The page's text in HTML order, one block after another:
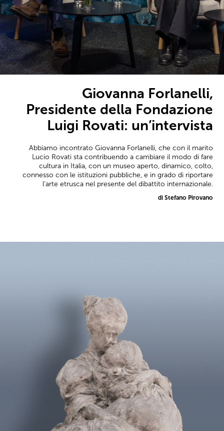
Giovanna Forlanelli,
Presidente della Fondazione
Luigi Rovati: un’intervista
Abbiamo incontrato Giovanna Forlanelli, che con il marito
Lucio Rovati sta contribuendo a cambiare il modo di fare
cultura in Italia, con un museo aperto, dinamico, colto,
connesso con le istituzioni pubbliche, e in grado di riportare
l'arte etrusca nel presente del dibattito internazionale.
di Stefano Pirovano